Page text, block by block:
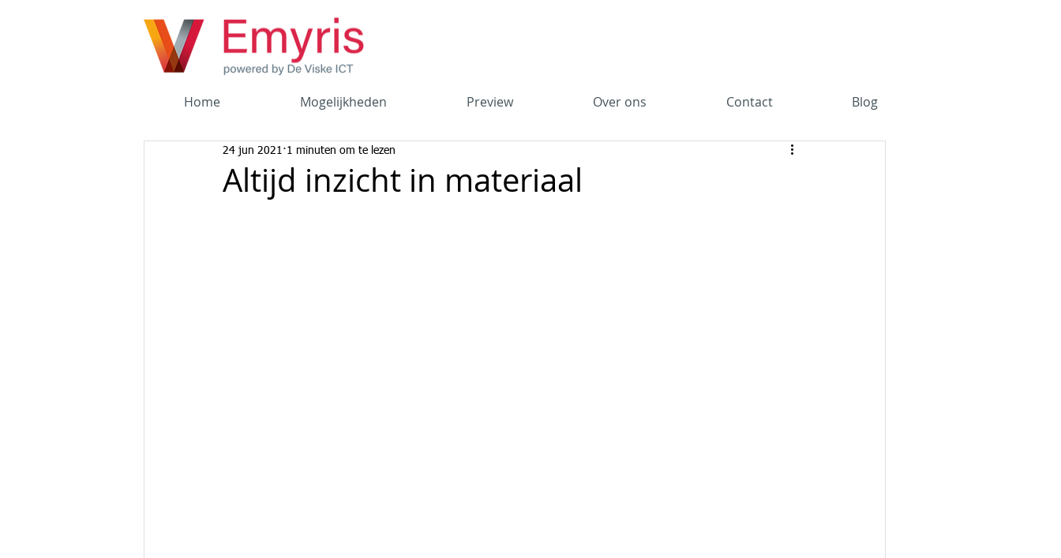
Home Mogelijkheden Preview Over ons Contact Blog
Altijd inzicht in materiaal
24 jun 2021 1 minuten om te lezen